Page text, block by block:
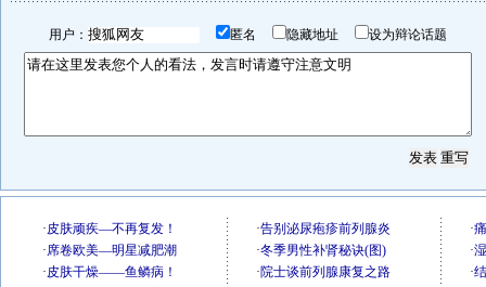
用户： 匿名 隐藏地址 设为辩论话题